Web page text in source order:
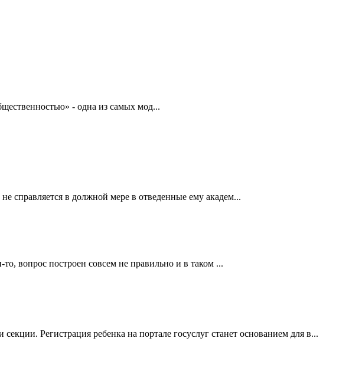
- одна из самых мод...
справляется в должной мере в отведенные ему академ...
вопрос построен совсем не правильно и в таком ...
Регистрация ребенка на портале госуслуг станет основанием для в...